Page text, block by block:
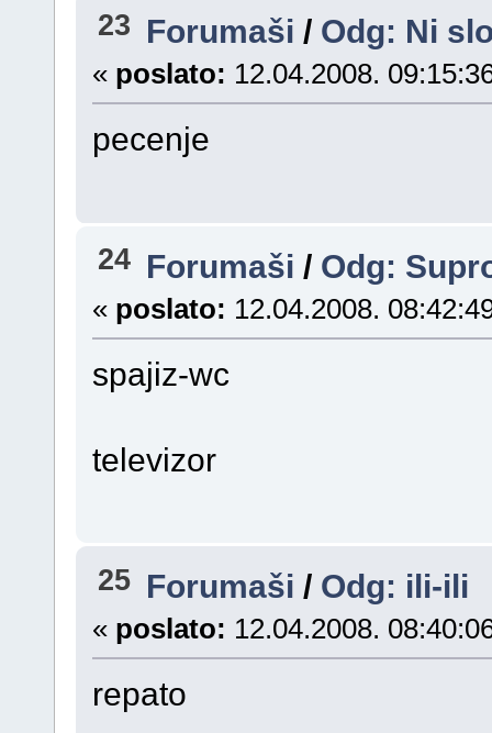
23 Forumaši / Odg: Ni
« poslato: 12.04.2008.
pecenje
24 Forumaši / Odg:
« poslato: 12.04.2008.
spajiz-wc
televizor
25 Forumaši / Odg: ili-ili
« poslato: 12.04.2008.
repato